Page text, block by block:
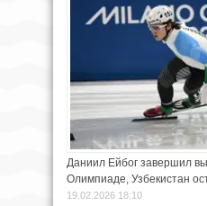
Даниил Ейбог завершил
Олимпиаде, Узбекистан
19.02.2026 18:10